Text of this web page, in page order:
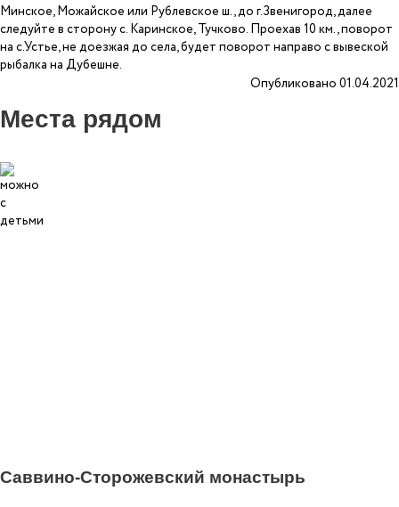
Минское, Можайское или Рублевское ш., до г.Звенигород, далее
следуйте в сторону с. Каринское, Тучково. Проехав 10 км., поворот
на с.Устье, не доезжая до села, будет поворот направо с вывеской
рыбалка на Дубешне.
Опубликовано 01.04.2021
Места рядом
Саввино-Сторожевский монастырь